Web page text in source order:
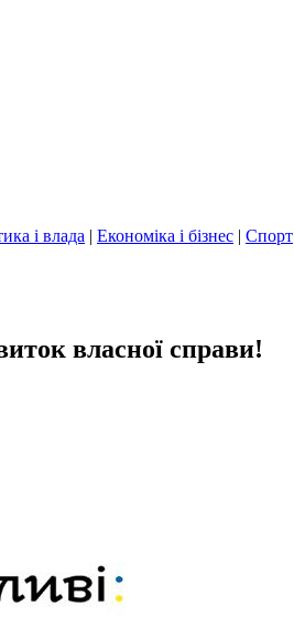
і влада | Економіка і бізнес | Спорт
власної справи!